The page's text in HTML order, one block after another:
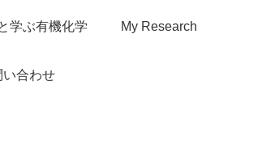
学ぶ有機化学 My Research
い合わせ